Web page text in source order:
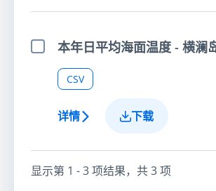
选择项目本年日平均海面温度 - 横澜
CSV
详情 下载
显示第 1 - 3项结果，共3项